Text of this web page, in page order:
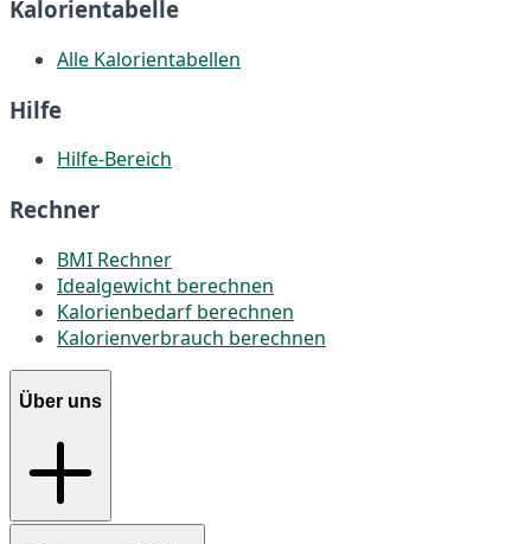
Kalorientabelle
Alle Kalorientabellen
Hilfe
Hilfe-Bereich
Rechner
BMI Rechner
Idealgewicht berechnen
Kalorienbedarf berechnen
Kalorienverbrauch berechnen
Über uns